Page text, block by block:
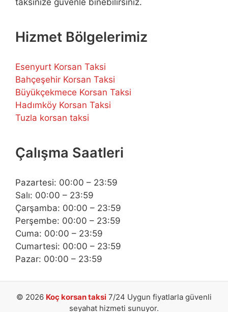
Hizmet Bölgelerimiz
Esenyurt Korsan Taksi
Bahçeşehir Korsan Taksi
Büyükçekmece Korsan Taksi
Hadımköy Korsan Taksi
Tuzla korsan taksi
Çalışma Saatleri
Pazartesi: 00:00 – 23:59
Salı: 00:00 – 23:59
Çarşamba: 00:00 – 23:59
Perşembe: 00:00 – 23:59
Cuma: 00:00 – 23:59
Cumartesi: 00:00 – 23:59
Pazar: 00:00 – 23:59
© 2026 Koç korsan taksi 7/24 Uygun fiyatlarla güvenli
seyahat hizmeti sunuyor.